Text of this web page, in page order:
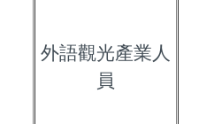
外語觀光產業人
員